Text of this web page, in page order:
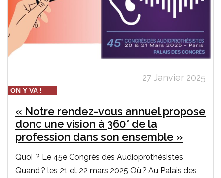
27 Janvier 2025
ON Y VA !
« Notre rendez-vous annuel propose
donc une vision à 360° de la
profession dans son ensemble »
Quoi ? Le 45e Congrès des Audioprothésistes
Quand ? les 21 et 22 mars 2025 Où ? Au Palais des